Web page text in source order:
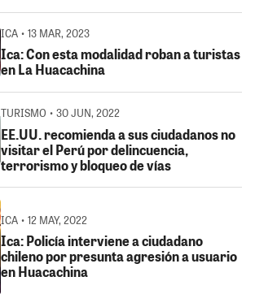
ICA • 13 MAR, 2023
Ica: Con esta modalidad roban a turistas
en La Huacachina
TURISMO • 30 JUN, 2022
EE.UU. recomienda a sus ciudadanos no
visitar el Perú por delincuencia,
terrorismo y bloqueo de vías
ICA • 12 MAY, 2022
Ica: Policía interviene a ciudadano
chileno por presunta agresión a usuario
en Huacachina